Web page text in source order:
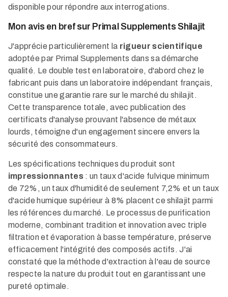
disponible pour répondre aux interrogations.​
Mon avis en bref sur Primal Supplements Shilajit
J'apprécie particulièrement la rigueur scientifique
adoptée par Primal Supplements dans sa démarche
qualité. Le double test en laboratoire, d'abord chez le
fabricant puis dans un laboratoire indépendant français,
constitue une garantie rare sur le marché du shilajit.
Cette transparence totale, avec publication des
certificats d'analyse prouvant l'absence de métaux
lourds, témoigne d'un engagement sincere envers la
sécurité des consommateurs.​
Les spécifications techniques du produit sont
impressionnantes: un taux d'acide fulvique minimum
de 72%, un taux d'humidité de seulement 7,2% et un taux
d'acide humique supérieur à 8% placent ce shilajit parmi
les références du marché. Le processus de purification
moderne, combinant tradition et innovation avec triple
filtration et évaporation à basse température, préserve
efficacement l'intégrité des composés actifs. J'ai
constaté que la méthode d'extraction à l'eau de source
respecte la nature du produit tout en garantissant une
pureté optimale.​